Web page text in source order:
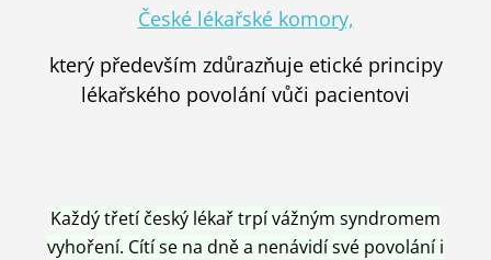
České lékařské komory,
který především zdůrazňuje etické principy
lékařského povolání vůči pacientovi
Každý třetí český lékař trpí vážným syndromem
vyhoření. Cítí se na dně a nenávidí své povolání i